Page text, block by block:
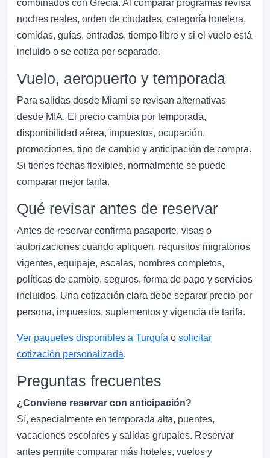
combinados con Grecia. Al comparar programas revisa
noches reales, orden de ciudades, categoría hotelera,
comidas, guías, entradas, tiempo libre y si el vuelo está
incluido o se cotiza por separado.
Vuelo, aeropuerto y temporada
Para salidas desde Miami se revisan alternativas
desde MIA. El precio cambia por temporada,
disponibilidad aérea, impuestos, ocupación,
promociones, tipo de cambio y anticipación de compra.
Si tienes fechas flexibles, normalmente se puede
comparar mejor tarifa.
Qué revisar antes de reservar
Antes de reservar confirma pasaporte, visas o
autorizaciones cuando apliquen, requisitos migratorios
vigentes, equipaje, escalas, nombres completos,
políticas de cambio, seguros, forma de pago y servicios
incluidos. Una cotización clara debe separar precio por
persona, impuestos, suplementos y vigencia de tarifa.
Ver paquetes disponibles a Turquía o solicitar
cotización personalizada.
Preguntas frecuentes
¿Conviene reservar con anticipación?
Sí, especialmente en temporada alta, puentes,
vacaciones escolares y salidas grupales. Reservar
antes permite comparar más hoteles, vuelos y